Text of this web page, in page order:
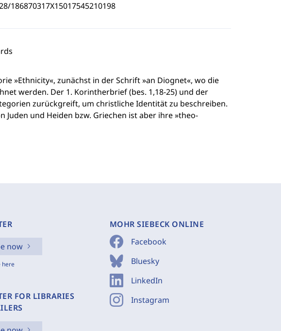
186870317X15017545210198
»Ethnicity«, zunächst in der Schrift »an Diognet«, wo die
werden. Der 1. Korintherbrief (bes. 1,18-25) und der
zurückgreift, um christliche Identität zu beschreiben.
und Heiden bzw. Griechen ist aber ihre »theo-
now
here
FOR LIBRARIES
MOHR SIEBECK ONLINE
Facebook
Bluesky
LinkedIn
Instagram